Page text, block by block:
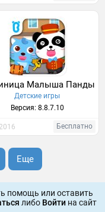
Малыша Панды
Детские игры
Версия: 8.8.7.10
Бесплатно
Еще
помощь или оставить
либо Войти на сайт